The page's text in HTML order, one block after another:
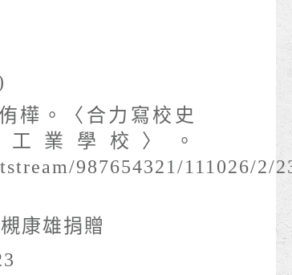
樺。〈合力寫校史
業學校〉。
987654321/111026/2/
康雄捐贈